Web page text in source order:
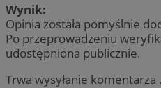
Wynik:
Opinia została pomyślnie
Po przeprowadzeniu
udostępniona publicznie.
Trwa wysyłanie komentarza